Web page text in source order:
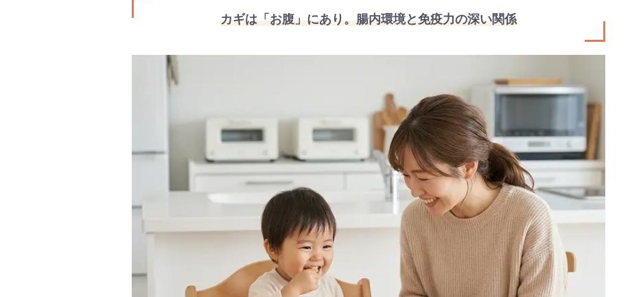
カギは「お腹」にあり。腸内環境と免疫力の深い関係